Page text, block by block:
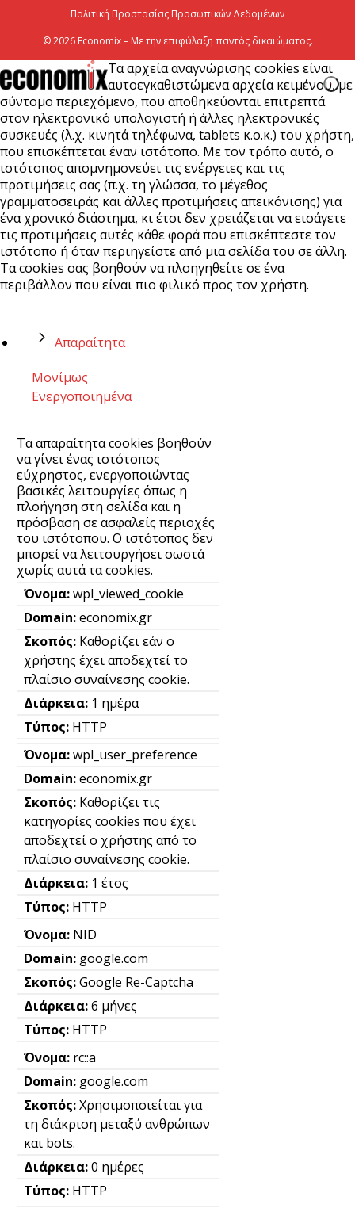
Πολιτική Προστασίας Προσωπικών Δεδομένων
© 2026 Economix – Με την επιφύλαξη παντός δικαιώματος.
Τα αρχεία αναγνώρισης cookies είναι
αυτοεγκαθιστώμενα αρχεία κειμένου, με
σύντομο περιεχόμενο, που αποθηκεύονται επιτρεπτά
στον ηλεκτρονικό υπολογιστή ή άλλες ηλεκτρονικές
συσκευές (λ.χ. κινητά τηλέφωνα, tablets κ.ο.κ.) του χρήστη,
που επισκέπτεται έναν ιστότοπο. Με τον τρόπο αυτό, ο
ιστότοπος απομνημονεύει τις ενέργειες και τις
προτιμήσεις σας (π.χ. τη γλώσσα, το μέγεθος
γραμματοσειράς και άλλες προτιμήσεις απεικόνισης) για
ένα χρονικό διάστημα, κι έτσι δεν χρειάζεται να εισάγετε
τις προτιμήσεις αυτές κάθε φορά που επισκέπτεστε τον
ιστότοπο ή όταν περιηγείστε από μια σελίδα του σε άλλη.
Τα cookies σας βοηθούν να πλοηγηθείτε σε ένα
περιβάλλον που είναι πιο φιλικό προς τον χρήστη.
Απαραίτητα
Μονίμως
Ενεργοποιημένα
Τα απαραίτητα cookies βοηθούν
να γίνει ένας ιστότοπος
εύχρηστος, ενεργοποιώντας
βασικές λειτουργίες όπως η
πλοήγηση στη σελίδα και η
πρόσβαση σε ασφαλείς περιοχές
του ιστότοπου. Ο ιστότοπος δεν
μπορεί να λειτουργήσει σωστά
χωρίς αυτά τα cookies.
wpl_viewed_cookie
economix.gr
Καθορίζει εάν ο
χρήστης έχει αποδεχτεί το
πλαίσιο συναίνεσης cookie.
1 ημέρα
HTTP
wpl_user_preference
economix.gr
Καθορίζει τις
κατηγορίες cookies που έχει
αποδεχτεί ο χρήστης από το
πλαίσιο συναίνεσης cookie.
1 έτος
HTTP
NID
google.com
Google Re-Captcha
6 μήνες
HTTP
rc::a
google.com
Χρησιμοποιείται για
τη διάκριση μεταξύ ανθρώπων
και bots.
0 ημέρες
HTTP